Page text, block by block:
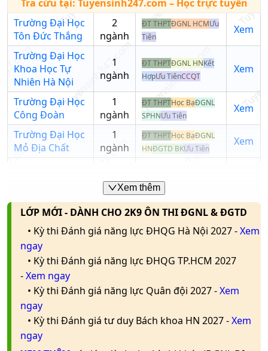
Trường
Đại Học
Khoa
Học Tự
Nhiên
Hà Nội
khỏe và
an toàn
C01;
C02;
D01;
D07;
D08
Môi
trường,
khỏe và
an toàn
A11;
C03;
C04;
X01;
X02
Trường
Công
Đoàn
lao
động
A01;
A03;
C01;
X06
19.69 15.2 15.15
Bảo hộ
lao
động
An
tuyển
Trường học
Nhập tên trường/mã
trường
Tra cứu tại: Tuyensinh247.com – Học trực tuyến
Trường Đại Học
Tôn Đức Thắng
2
ngành
ĐT THPTĐGNL HCMƯu
Tiên
Xem
Trường Đại Học
Khoa Học Tự
Nhiên Hà Nội
1
ngành
ĐT THPTĐGNL HNKết
HợpƯu TiênCCQT
Xem
Trường Đại Học
Công Đoàn
1
ngành
ĐT THPTHọc BạĐGNL
SPHNƯu Tiên
Xem
Trường Đại Học
Mỏ Địa Chất
1
ngành
ĐT THPTHọc BạĐGNL
HNĐGTD BKƯu Tiên
Xem
ngành
HCMHọc Bạ
HNKết Hợp
Xem thêm
LỚP MỚI - DÀNH CHO 2K9 ÔN THI ĐGNL & ĐGTD
• Kỳ thi Đánh giá năng lực ĐHQG Hà Nội 2027 -Xem
ngay
• Kỳ thi Đánh giá năng lực ĐHQG TP.HCM 2027
-Xem ngay
• Kỳ thi Đánh giá năng lực Quân đội 2027 -Xem
ngay
• Kỳ thi Đánh giá tư duy Bách khoa HN 2027 -Xem
ngay